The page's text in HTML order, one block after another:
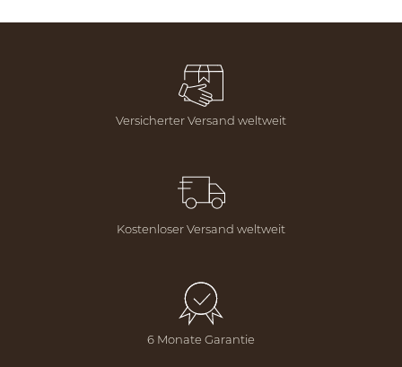
Versicherter Versand weltweit
Kostenloser Versand weltweit
6 Monate Garantie